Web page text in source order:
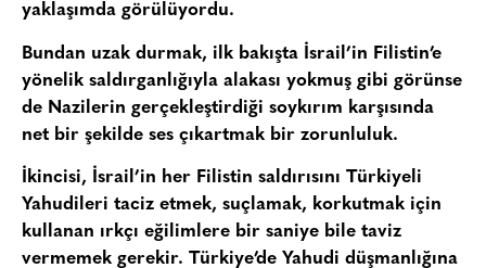
yaklaşımda görülüyordu.
Bundan uzak durmak, ilk bakışta İsrail’in Filistin’e
yönelik saldırganlığıyla alakası yokmuş gibi görünse
de Nazilerin gerçekleştirdiği soykırım karşısında
net bir şekilde ses çıkartmak bir zorunluluk.
İkincisi, İsrail’in her Filistin saldırısını Türkiyeli
Yahudileri taciz etmek, suçlamak, korkutmak için
kullanan ırkçı eğilimlere bir saniye bile taviz
vermemek gerekir. Türkiye’de Yahudi düşmanlığına